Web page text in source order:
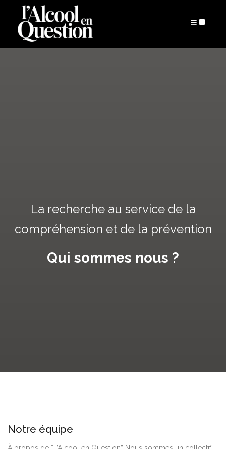
La recherche au service de la
compréhension et de la prévention
Qui sommes nous ?
Notre équipe